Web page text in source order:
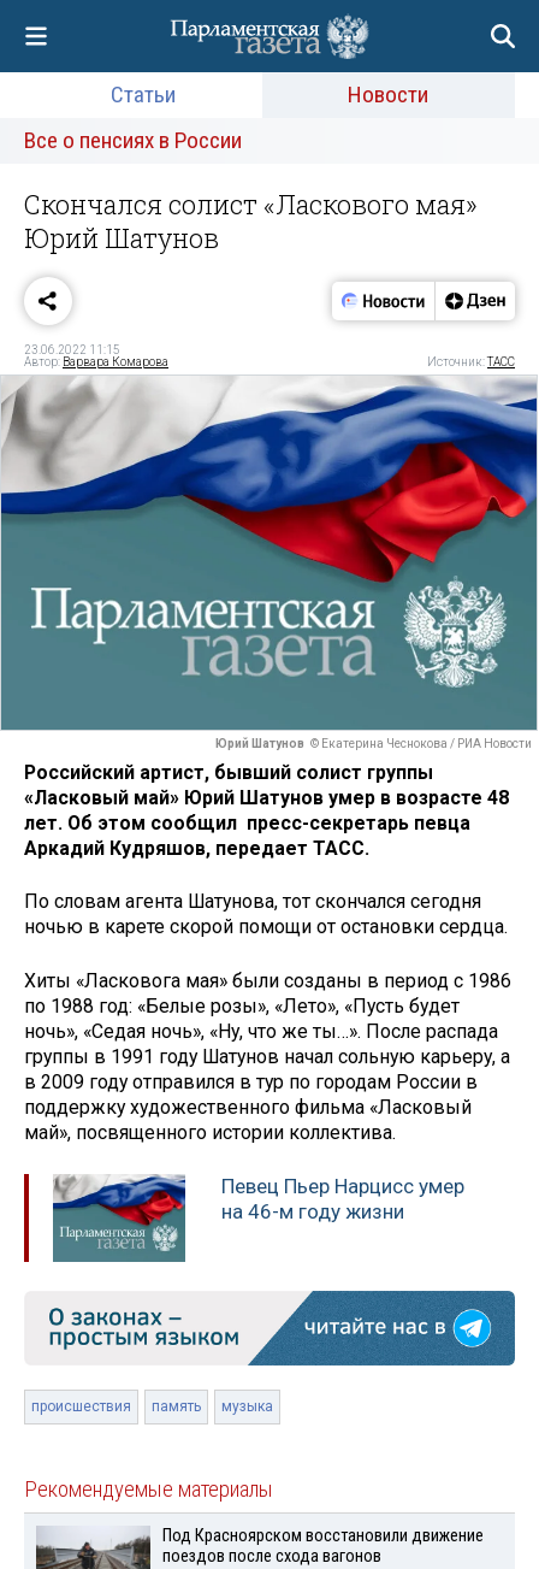
Статьи
Новости
Все о пенсиях в России
Скончался солист «Ласкового мая»
Юрий Шатунов
23.06.2022 11:15
Автор: Варвара Комарова Источник:ТАСС
Юрий Шатунов © Екатерина Чеснокова / РИА Новости
Российский артист, бывший солист группы
«Ласковый май» Юрий Шатунов умер в возрасте 48
лет. Об этом сообщил пресс-секретарь певца
Аркадий Кудряшов, передает ТАСС.
По словам агента Шатунова, тот скончался сегодня
ночью в карете скорой помощи от остановки сердца.
Хиты «Ласковога мая» были созданы в период с 1986
по 1988 год: «Белые розы», «Лето», «Пусть будет
ночь», «Седая ночь», «Ну, что же ты…». После распада
группы в 1991 году Шатунов начал сольную карьеру, а
в 2009 году отправился в тур по городам России в
поддержку художественного фильма «Ласковый
май», посвященного истории коллектива.
Певец Пьер Нарцисс умер
на 46-м году жизни
происшествия память музыка
Рекомендуемые материалы
Под Красноярском восстановили движение
поездов после схода вагонов